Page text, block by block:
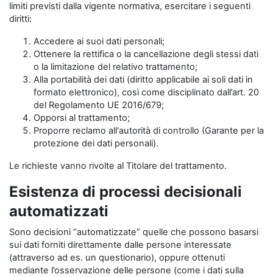
limiti previsti dalla vigente normativa, esercitare i seguenti
diritti:
Accedere ai suoi dati personali;
Ottenere la rettifica o la cancellazione degli stessi dati
o la limitazione del relativo trattamento;
Alla portabilità dei dati (diritto applicabile ai soli dati in
formato elettronico), così come disciplinato dall’art. 20
del Regolamento UE 2016/679;
Opporsi al trattamento;
Proporre reclamo all'autorità di controllo (Garante per la
protezione dei dati personali).
Le richieste vanno rivolte al Titolare del trattamento.
Esistenza di processi decisionali
automatizzati
Sono decisioni “automatizzate” quelle che possono basarsi
sui dati forniti direttamente dalle persone interessate
(attraverso ad es. un questionario), oppure ottenuti
mediante l’osservazione delle persone (come i dati sulla